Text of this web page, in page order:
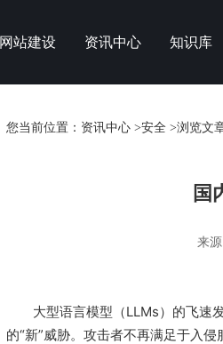
网站建设 资讯中心 知识库
您当前位置： 资讯中心 >安全 >浏览文
国
来
大型语言模型（LLMs）的飞速
的“新”威胁。攻击者不再满足于入